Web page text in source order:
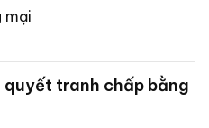
mại
tranh chấp bằng